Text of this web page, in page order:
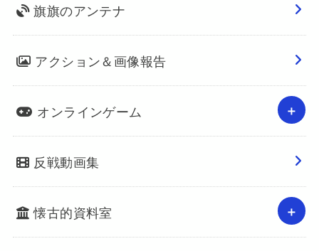
旗旗のアンテナ
アクション＆画像報告
オンラインゲーム
反戦動画集
懐古的資料室